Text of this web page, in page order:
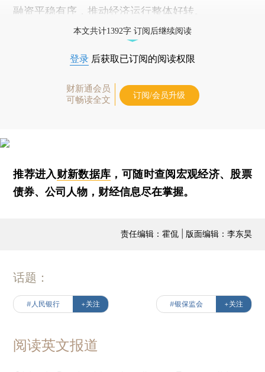
融资平稳有序，推动经济运行整体好转。
本文共计1392字 订阅后继续阅读
登录 后获取已订阅的阅读权限
财新通会员
可畅读全文
订阅/会员升级
推荐进入财新数据库 ，可随时查阅宏观经济、股票
债券、公司人物，财经信息尽在掌握。
责任编辑：霍侃 | 版面编辑：李东昊
话题：
#人民银行 +关注 #银保监会 +关注
阅读英文报道